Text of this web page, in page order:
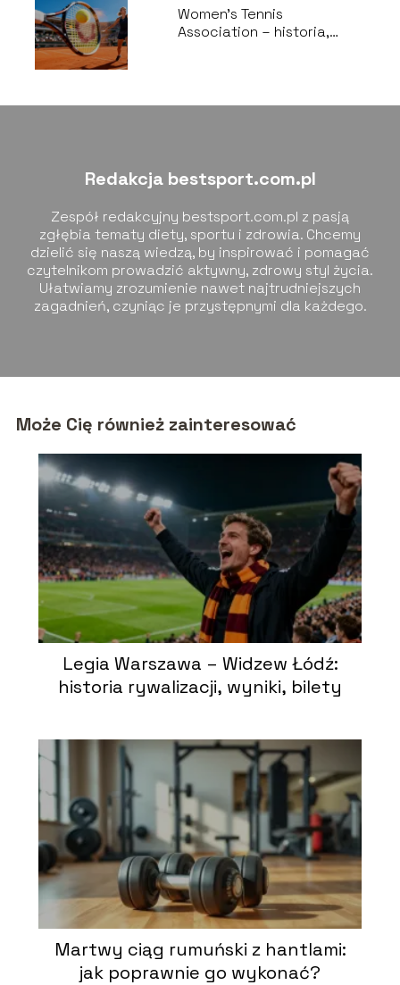
Women’s Tennis
Association – historia,
Redakcja bestsport.com.pl
Zespół redakcyjny bestsport.com.pl z pasją
zgłębia tematy diety, sportu i zdrowia. Chcemy
dzielić się naszą wiedzą, by inspirować i pomagać
czytelnikom prowadzić aktywny, zdrowy styl życia.
Ułatwiamy zrozumienie nawet najtrudniejszych
zagadnień, czyniąc je przystępnymi dla każdego.
Może Cię również zainteresować
Legia Warszawa – Widzew Łódź:
historia rywalizacji, wyniki, bilety
Martwy ciąg rumuński z hantlami:
jak poprawnie go wykonać?